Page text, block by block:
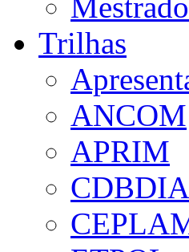
Trilhas
ANCOM
APRIM
CDBDIA